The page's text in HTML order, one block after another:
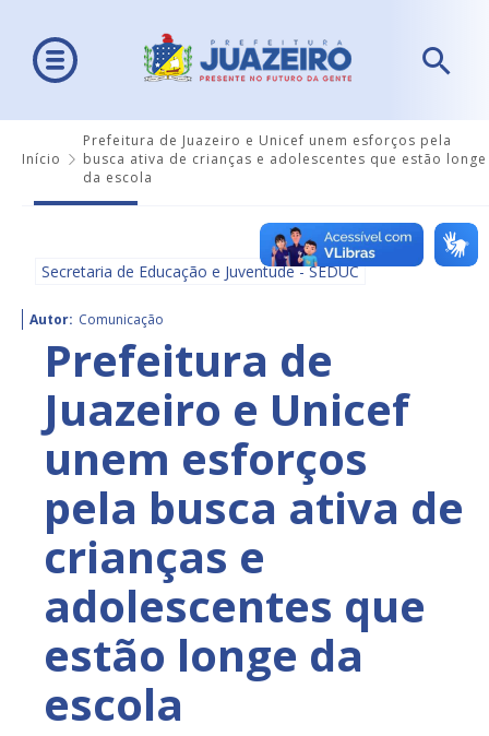
Início
Prefeitura de Juazeiro e Unicef unem esforços pela
busca ativa de crianças e adolescentes que estão longe
da escola
Secretaria de Educação e Juventude - SEDUC
Autor: Comunicação
Prefeitura de
Juazeiro e Unicef
unem esforços
pela busca ativa de
crianças e
adolescentes que
estão longe da
escola